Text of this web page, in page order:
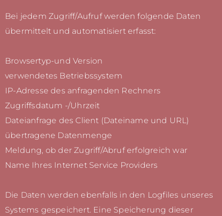
Bei jedem Zugriff/Aufruf werden folgende Daten
übermittelt und automatisiert erfasst:
Browsertyp-und Version
verwendetes Betriebssystem
IP-Adresse des anfragenden Rechners
Zugriffsdatum -/Uhrzeit
Dateianfrage des Client (Dateiname und URL)
übertragene Datenmenge
Meldung, ob der Zugriff/Abruf erfolgreich war
Name Ihres Internet Service Providers
Die Daten werden ebenfalls in den Logfiles unseres
Systems gespeichert. Eine Speicherung dieser